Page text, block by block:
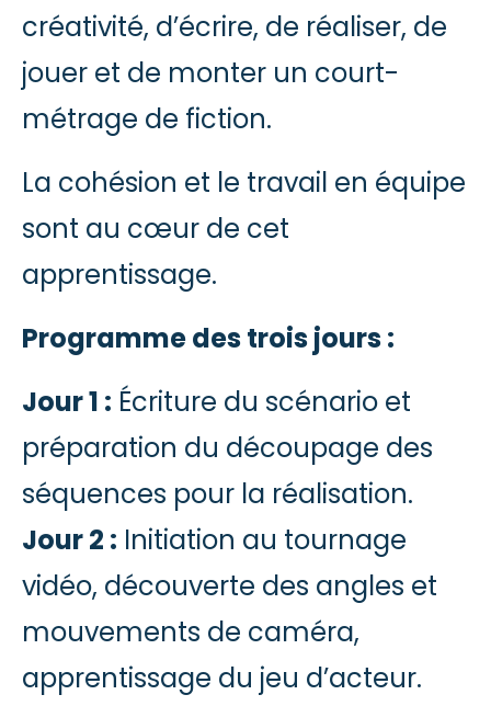
créativité, d’écrire, de réaliser, de
jouer et de monter un court-
métrage de fiction.
La cohésion et le travail en équipe
sont au cœur de cet
apprentissage.
Programme des trois jours :
Jour 1 : Écriture du scénario et
préparation du découpage des
séquences pour la réalisation.
Jour 2 : Initiation au tournage
vidéo, découverte des angles et
mouvements de caméra,
apprentissage du jeu d’acteur.